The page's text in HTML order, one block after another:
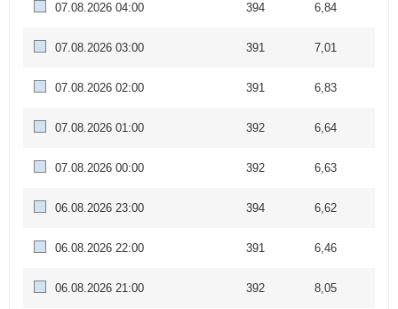
07.08.2026 04:00 394 6,84
07.08.2026 03:00 391 7,01
07.08.2026 02:00 391 6,83
07.08.2026 01:00 392 6,64
07.08.2026 00:00 392 6,63
06.08.2026 23:00 394 6,62
06.08.2026 22:00 391 6,46
06.08.2026 21:00 392 8,05